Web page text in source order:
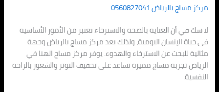
مركز مساج بالرياض 0560827041
لا شك في أن العناية بالصحة والاسترخاء تعتبر من الأمور الأساسية
في حياة الإنسان اليومية، ولذلك يعد مركز مساج بالرياض وجهة
مثالية للبحث عن الاسترخاء والهدوء. يوفر مركز مساج الهنا في
الرياض تجربة مساج مميزة تساعد على تخفيف التوتر والشعور بالراحة
النفسية.